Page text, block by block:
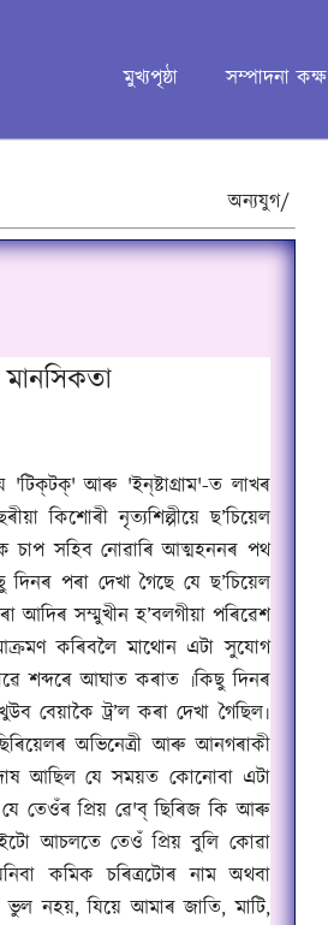
মুখ্যপৃষ্ঠা সম্পাদনা কক্ষ
অন্যযুগ/
'টিক্‌টক্‌'আৰু 'ইন্‌ষ্টাগ্ৰাম'-ত লাখৰ
কিশোৰী নৃত্যশিল্পীয়ে ছ’চিয়েল
চাপ সহিব নোৱাৰি আত্মহননৰ পথ
পৰা দেখা গৈছে যেছ’চিয়েল
আদিৰ সম্মুখীন হ’বলগীয়াপৰিৱেশ
কৰিবলৈ মাথোন এটা সুযোগ
শব্দৰে আঘাত কৰাত ৷কিছু দিনৰ
বেয়াকৈ ট্ৰ’ল কৰা দেখা গৈছিল৷
অভিনেত্ৰী আৰু আনগৰাকী
দোষ আছিল যে সময়ত কোনোবা এটা
তেওঁৰ প্ৰিয় ৱে'ব্ ছিৰিজ কি আৰু
আচলতে তেওঁ প্ৰিয় বুলি কোৱা
কমিক চৰিত্ৰটোৰ নাম অথবা
ভুল নহয়,যিয়ে আমাৰ জাতি,মাটি,